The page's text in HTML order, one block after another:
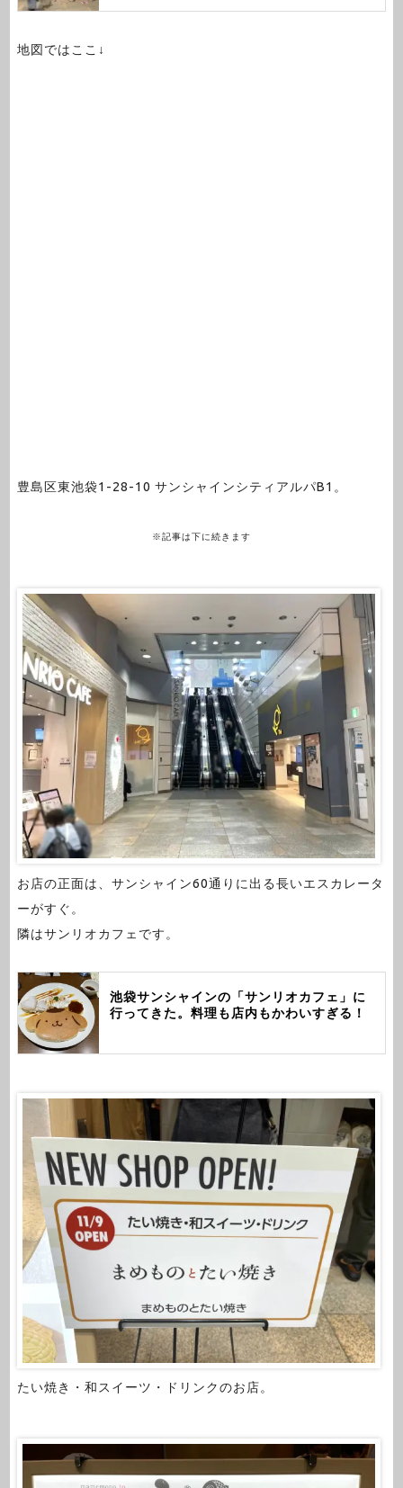
地図ではここ↓
豊島区東池袋1-28-10 サンシャインシティアルパB1。
※記事は下に続きます
お店の正面は、サンシャイン60通りに出る長いエスカレータ
ーがすぐ。
隣はサンリオカフェです。
池袋サンシャインの「サンリオカフェ」に
行ってきた。料理も店内もかわいすぎる！
たい焼き・和スイーツ・ドリンクのお店。